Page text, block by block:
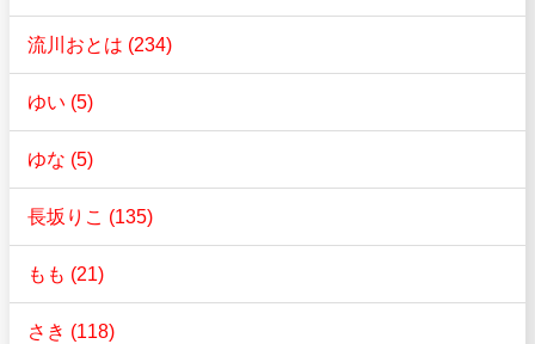
流川おとは (234)
ゆい (5)
ゆな (5)
長坂りこ (135)
もも (21)
さき (118)